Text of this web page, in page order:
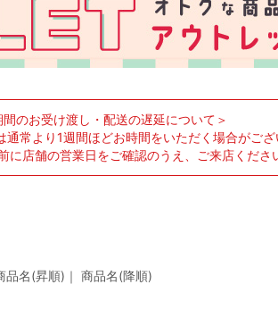
のお受け渡し・配送の遅延について＞
常より1週間ほどお時間をいただく場合がござ
店舗の営業日をご確認のうえ、ご来店くださ
品名(昇順) ｜商品名(降順)